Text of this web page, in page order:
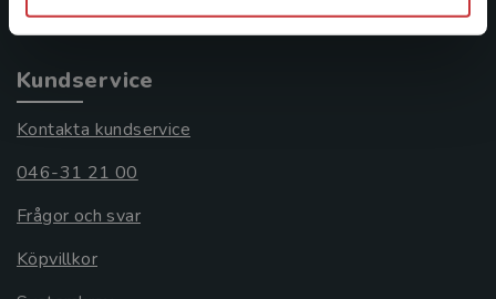
226 60 Lund
Kundservice
Kontakta kundservice
046-31 21 00
Frågor och svar
Köpvillkor